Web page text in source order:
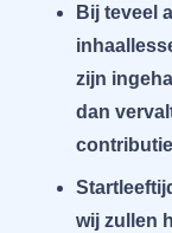
Bij teveel
zijn
dan
wij zullen